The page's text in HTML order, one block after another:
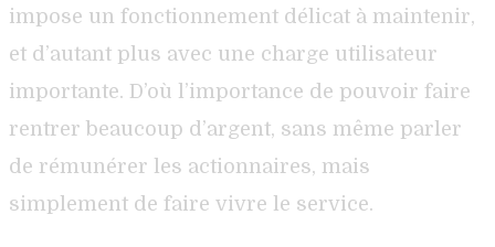
impose un fonctionnement délicat à maintenir,
et d’autant plus avec une charge utilisateur
importante. D’où l’importance de pouvoir faire
rentrer beaucoup d’argent, sans même parler
de rémunérer les actionnaires, mais
simplement de faire vivre le service.